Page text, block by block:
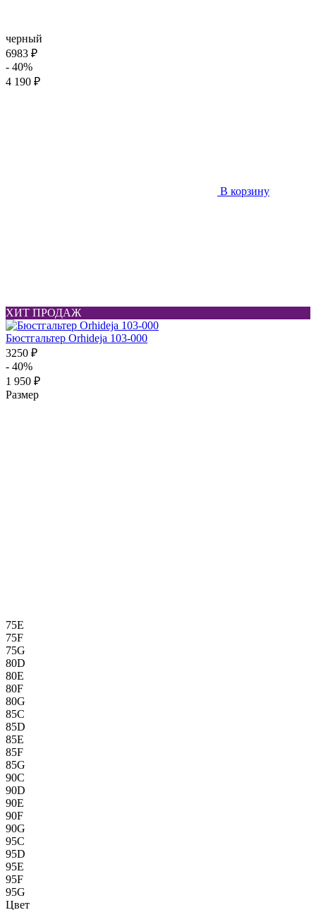
черный
6983 ₽
- 40%
4 190 ₽
В корзину
ХИТ ПРОДАЖ
Бюстгальтер Orhideja 103-000
3250 ₽
- 40%
1 950 ₽
Размер
75E
75F
75G
80D
80E
80F
80G
85C
85D
85E
85F
85G
90C
90D
90E
90F
90G
95C
95D
95E
95F
95G
Цвет